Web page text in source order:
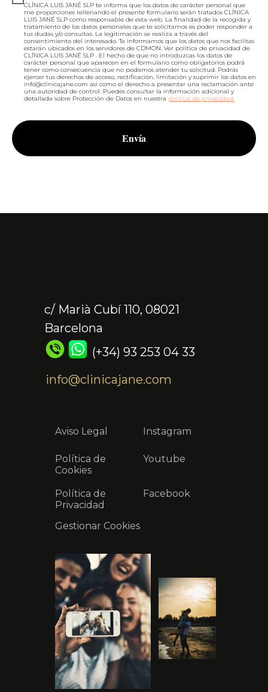
CLÍNICA LUIS JANÉ SLP te informa que los datos de carácter personal que
me proporciones rellenando el presente formulario serán tratados CLÍNICA
LUIS JANÉ SLP como responsable de esta web. La finalidad de la recogida y
tratamiento de los datos personales que te solicitamos es poder responder a
tus dudas y/o consultas. La legitimación se realiza a través del
consentimiento del interesado. Te informamos que los datos que nos facilitas
estarán ubicados en los servidores de CDMON. Ver política de privacidad de
CLÍNICA LUIS JANÉ SLP . El hecho de que no introduzcas los datos de
carácter personal que aparecen en el formulario como obligatorios podrá
tener como consecuencia que no podamos atender tu solicitud. Podrás
ejercer tus derechos de acceso, rectificación, limitación y suprimir los datos en
info@clinicajane.com así como el derecho a presentar una reclamación ante
una autoridad de control. Puedes consultar la información adicional y
detallada sobre Protección de Datos en nuestra política de privacidad.
Envía
Instagram
Aviso Legal
Youtube
Política de
Cookies
Facebook
Política de
Privacidad
(+34) 93 253 04 33
c/ Marià Cubí 110, 08021
Barcelona
info@clinicajane.com
Gestionar Cookies